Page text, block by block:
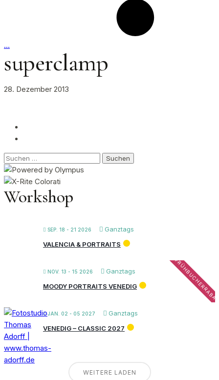
…
superclamp
28. Dezember 2013
Suchen
nach:
Workshop
SEP. 18 - 21 2026
Ganztags
VALENCIA & PORTRAITS
NOV. 13 - 15 2026 Ganztags
MOODY PORTRAITS VENEDIG
JAN. 02 - 05 2027
Ganztags
VENEDIG – CLASSIC 2027
WEITERE LADEN